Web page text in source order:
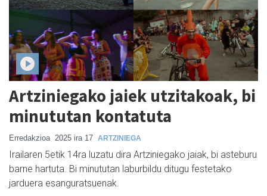
Artziniegako jaiek utzitakoak, bi
minututan kontatuta
Erredakzioa 2025 ira 17 ARTZINIEGA
Irailaren 5etik 14ra luzatu dira Artziniegako jaiak, bi asteburu
barne hartuta. Bi minututan laburbildu ditugu festetako
jarduera esanguratsuenak.